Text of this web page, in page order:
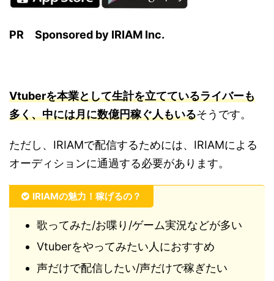
PR Sponsored by IRIAM Inc.
Vtuberを本業として生計を立てているライバーも
多く、中には月に数億円稼ぐ人もいるそうです。
ただし、IRIAMで配信するためには、IRIAMによる
オーディションに通過する必要があります。
IRIAMの魅力！稼げるの？
歌ってみた/お喋り/ゲーム実況などが多い
Vtuberをやってみたい人におすすめ
声だけで配信したい/声だけで稼ぎたい